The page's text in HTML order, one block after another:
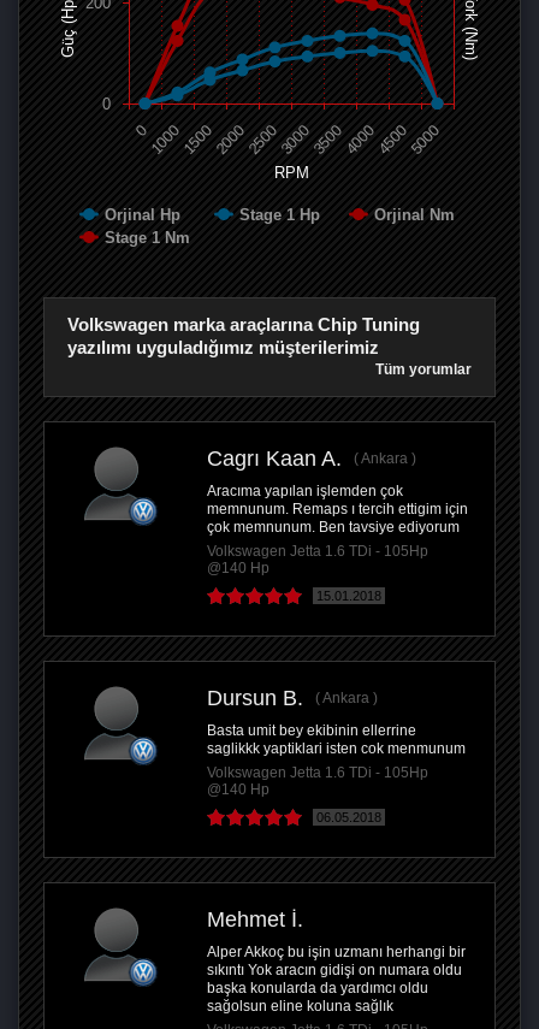
RPM
Güç (Hp) Tork (Nm)
Orjinal Hp Stage 1 Hp
Orjinal Nm
Stage 1 Nm
0 100015002000250030003500400045005000
0
Volkswagen marka araçlarına Chip Tuning
yazılımı uyguladığımız müşterilerimiz
Tüm yorumlar
Cagrı Kaan A.
Ankara
Aracıma yapılan işlemden çok
memnunum. Remaps ı tercih ettigim için
çok memnunum. Ben tavsiye ediyorum
Volkswagen Jetta 1.6 TDi - 105Hp
@140 Hp
15.01.2018
Dursun B.
Ankara
Basta umit bey ekibinin ellerrine
saglikkk yaptiklari isten cok menmunum
Volkswagen Jetta 1.6 TDi - 105Hp
@140 Hp
06.05.2018
Mehmet İ.
Alper Akkoç bu işin uzmanı herhangi bir
sıkıntı Yok aracın gidişi on numara oldu
başka konularda da yardımcı oldu
sağolsun eline koluna sağlık